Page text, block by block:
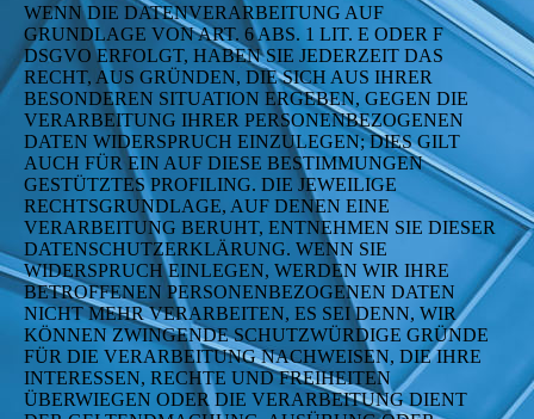
WENN DIE DATENVERARBEITUNG AUF
GRUNDLAGE VON ART. 6 ABS. 1 LIT. E ODER F
DSGVO ERFOLGT, HABEN SIE JEDERZEIT DAS
RECHT, AUS GRÜNDEN, DIE SICH AUS IHRER
BESONDEREN SITUATION ERGEBEN, GEGEN DIE
VERARBEITUNG IHRER PERSONENBEZOGENEN
DATEN WIDERSPRUCH EINZULEGEN; DIES GILT
AUCH FÜR EIN AUF DIESE BESTIMMUNGEN
GESTÜTZTES PROFILING. DIE JEWEILIGE
RECHTSGRUNDLAGE, AUF DENEN EINE
VERARBEITUNG BERUHT, ENTNEHMEN SIE DIESER
DATENSCHUTZERKLÄRUNG. WENN SIE
WIDERSPRUCH EINLEGEN, WERDEN WIR IHRE
BETROFFENEN PERSONENBEZOGENEN DATEN
NICHT MEHR VERARBEITEN, ES SEI DENN, WIR
KÖNNEN ZWINGENDE SCHUTZWÜRDIGE GRÜNDE
FÜR DIE VERARBEITUNG NACHWEISEN, DIE IHRE
INTERESSEN, RECHTE UND FREIHEITEN
ÜBERWIEGEN ODER DIE VERARBEITUNG DIENT